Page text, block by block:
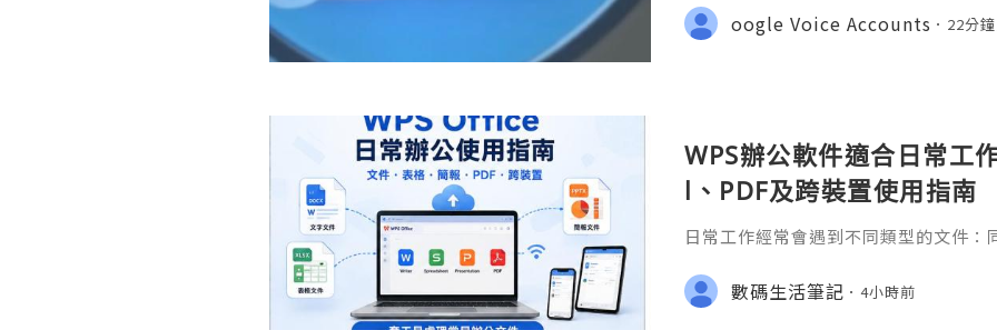
gmail.com 💎 WhatsApp:
marketit 🎮 discord: usamarketit ✅
oogle Voice Accounts 22分
WPS辦公軟件適合日常工
l、PDF及跨裝置使用指南
日常工作經常會遇到不同類型的文件
PDF。 如果每種文件都要使用不同程
少人會接觸 WPS Offic
數碼生活筆記 4小時前